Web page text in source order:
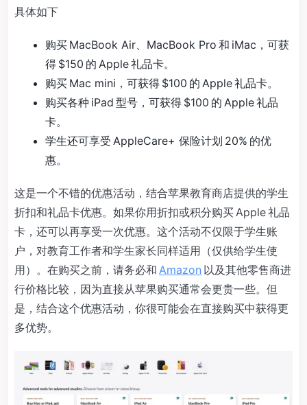
具体如下
购买 MacBook Air、MacBook Pro 和 iMac，可获
得 $150 的 Apple 礼品卡。
购买 Mac mini，可获得 $100 的 Apple 礼品卡。
购买各种 iPad 型号，可获得 $100 的 Apple 礼品
卡。
学生还可享受 AppleCare+ 保险计划 20% 的优
惠。
这是一个不错的优惠活动，结合苹果教育商店提供的学生
折扣和礼品卡优惠。如果你用折扣或积分购买 Apple 礼品
卡，还可以再享受一次优惠。这个活动不仅限于学生账
户，对教育工作者和学生家长同样适用（仅供给学生使
用）。在购买之前，请务必和 Amazon 以及其他零售商进
行价格比较，因为直接从苹果购买通常会更贵一些。但
是，结合这个优惠活动，你很可能会在直接购买中获得更
多优势。